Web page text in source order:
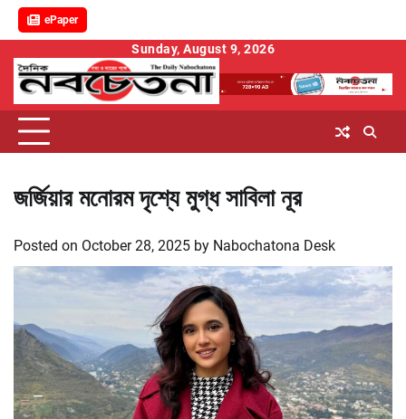
ePaper
content
Sunday, August 9, 2026
জর্জিয়ার মনোরম দৃশ্যে মুগ্ধ সাবিলা নূর
Posted on October 28, 2025 by Nabochatona Desk